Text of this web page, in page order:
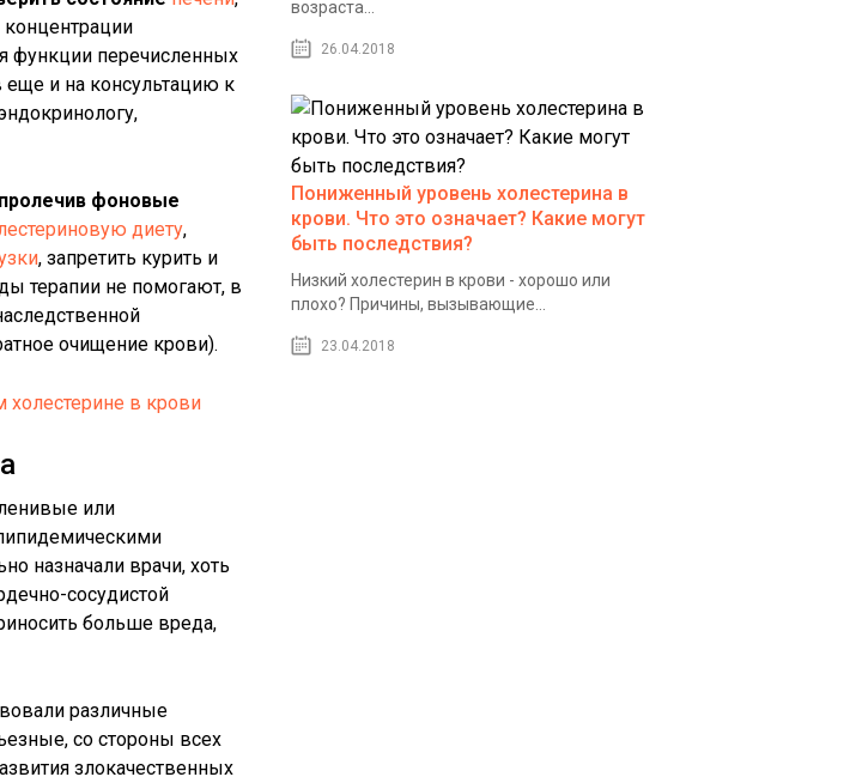
функции перечисленных
еще и на консультацию к
пролечив фоновые
диету,
, запретить курить и
терапии не помогают, в
очищение крови).
в крови
или
назначали врачи, хоть
сосудистой
больше вреда,
различные
со стороны всех
злокачественных
возраста...
26.04.2018
Пониженный уровень холестерина в
крови. Что это означает? Какие могут
быть последствия?
Низкий холестерин в крови - хорошо или
плохо? Причины, вызывающие...
23.04.2018